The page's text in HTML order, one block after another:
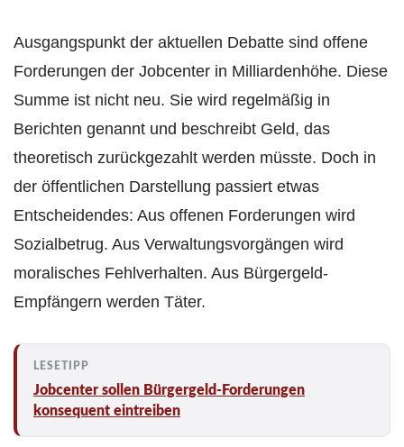
Ausgangspunkt der aktuellen Debatte sind offene
Forderungen der Jobcenter in Milliardenhöhe. Diese
Summe ist nicht neu. Sie wird regelmäßig in
Berichten genannt und beschreibt Geld, das
theoretisch zurückgezahlt werden müsste. Doch in
der öffentlichen Darstellung passiert etwas
Entscheidendes: Aus offenen Forderungen wird
Sozialbetrug. Aus Verwaltungsvorgängen wird
moralisches Fehlverhalten. Aus Bürgergeld-
Empfängern werden Täter.
Jobcenter sollen Bürgergeld-Forderungen
konsequent eintreiben